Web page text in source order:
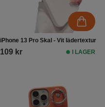
iPhone 13 Pro Skal - Vit lädertextur
109 kr I LAGER